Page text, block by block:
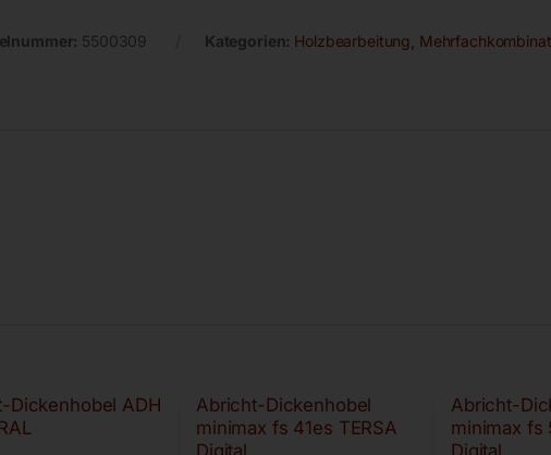
5500309 Kategorien: Holzbearbeitung
Dickenhobel ADH
Abricht-Dickenhobel
minimax fs 41es TERSA
Digital
Abricht-
minimax fs
Digital